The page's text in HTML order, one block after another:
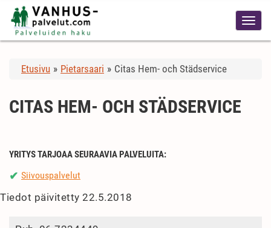
Etusivu » Pietarsaari » Citas Hem- och Städservice
CITAS HEM- OCH STÄDSERVICE
YRITYS TARJOAA SEURAAVIA PALVELUITA:
✔ Siivouspalvelut
Tiedot päivitetty 22.5.2018